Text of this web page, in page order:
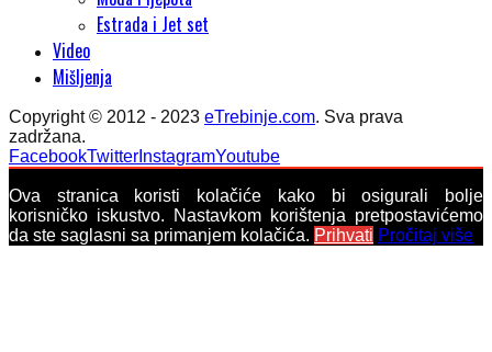
Estrada i Jet set
Video
Mišljenja
Copyright © 2012 - 2023 eTrebinje.com. Sva prava
zadržana.
FacebookTwitter InstagramYoutube
Ova stranica koristi kolačiće kako bi osigurali bolje
korisničko iskustvo. Nastavkom korištenja pretpostavićemo
da ste saglasni sa primanjem kolačića. Prihvati Pročitaj više